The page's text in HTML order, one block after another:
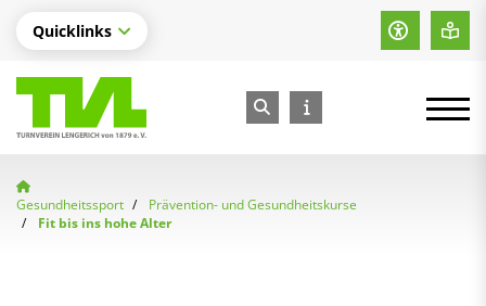
Quicklinks
Gesundheitssport
Prävention- und Gesundheitskurse
Fit bis ins hohe Alter